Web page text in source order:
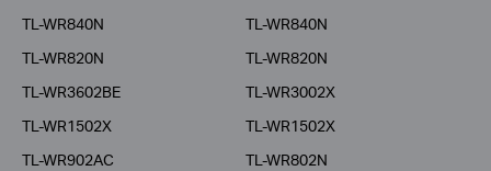
TL-WR840N
TL-WR840N
TL-WR820N
TL-WR820N
TL-WR3602BE
TL-WR3002X
TL-WR1502X
TL-WR1502X
TL-WR902AC
TL-WR802N